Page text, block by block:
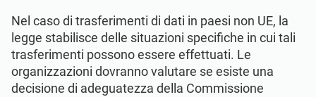
Nel caso di trasferimenti di dati in paesi non UE, la
legge stabilisce delle situazioni specifiche in cui tali
trasferimenti possono essere effettuati. Le
organizzazioni dovranno valutare se esiste una
decisione di adeguatezza della Commissione